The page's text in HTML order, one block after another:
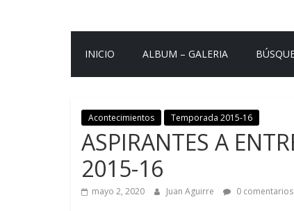
INICIO ALBUM – GALERIA
Acontecimientos Temporada 2015-16
ASPIRANTES A
2015-16
mayo 2, 2020 Juan Aguirre 0 comentarios